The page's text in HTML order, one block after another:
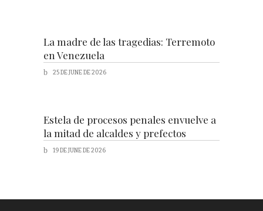
La madre de las tragedias: Terremoto
en Venezuela
25 DE JUNE DE 2026
Estela de procesos penales envuelve a
la mitad de alcaldes y prefectos
19 DE JUNE DE 2026